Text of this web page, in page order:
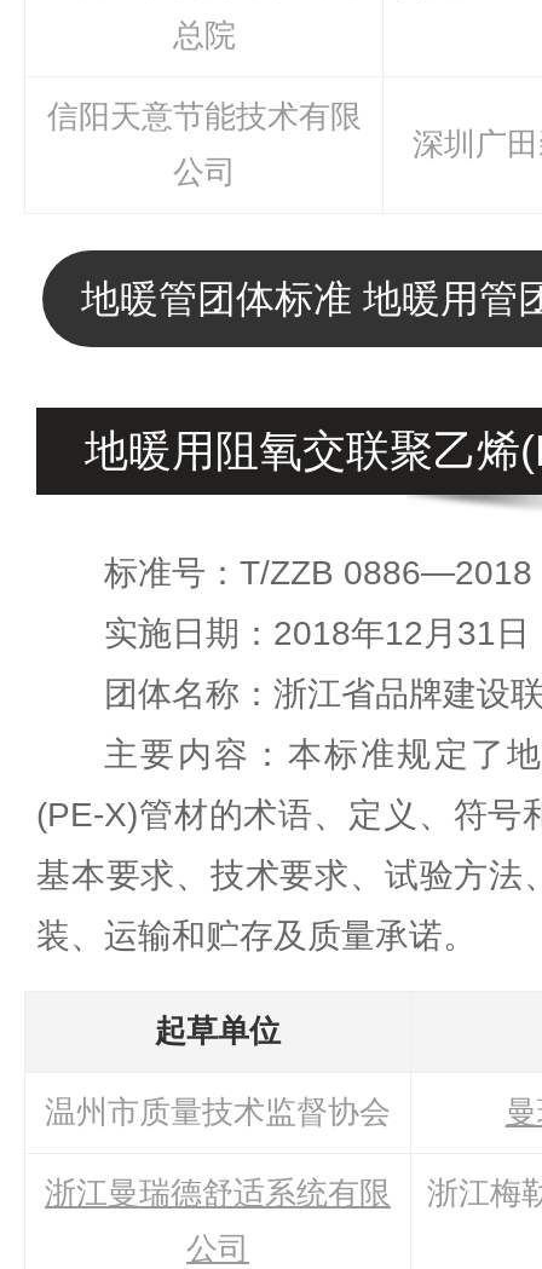
总院
信阳天意节能技术有限
公司
深圳广
地暖管团体标准 地暖用管
地暖用阻氧交联聚乙烯
标准号：T/ZZB 0886—2018
实施日期：2018年12月31日
团体名称：浙江省品牌建设
主要内容：本标准规定了
(PE-X)管材的术语、定义、符号
基本要求、技术要求、试验方法
装、运输和贮存及质量承诺。
起草单位
温州市质量技术监督协会
浙江曼瑞德舒适系统有限
公司
浙江梅